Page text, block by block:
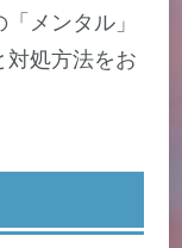
メンタル」
対処方法をお